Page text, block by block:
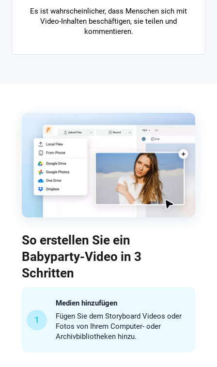
Es ist wahrscheinlicher, dass Menschen sich mit
Video-Inhalten beschäftigen, sie teilen und
kommentieren.
So erstellen Sie ein
Babyparty-Video in 3
Schritten
1
Medien hinzufügen
Fügen Sie dem Storyboard Videos oder
Fotos von Ihrem Computer- oder
Archivbibliotheken hinzu.